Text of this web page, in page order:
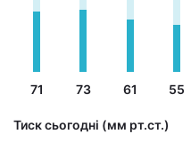
71 73 61 55
Тиск сьогодні (мм рт.ст.)